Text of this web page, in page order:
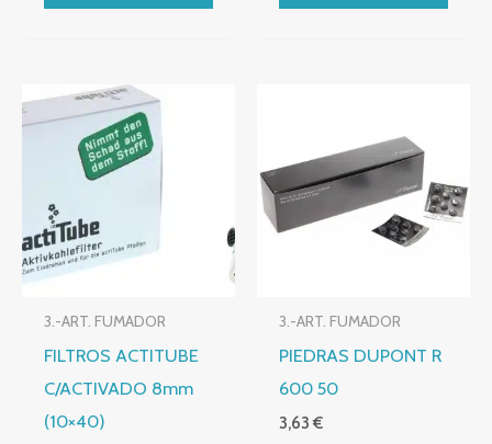
3.-ART. FUMADOR
FILTROS ACTITUBE
C/ACTIVADO 8mm
(10×40)
3.-ART. FUMADOR
PIEDRAS DUPONT R
600 50
3,63€